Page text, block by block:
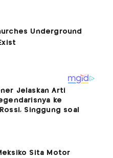
Jelaskan Arti
ke
Singgung soal
Sita Motor